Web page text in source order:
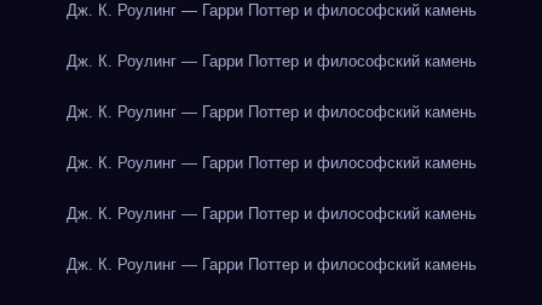
Дж. К. Роулинг — Гарри Поттер и философский камень
Дж. К. Роулинг — Гарри Поттер и философский камень
Дж. К. Роулинг — Гарри Поттер и философский камень
Дж. К. Роулинг — Гарри Поттер и философский камень
Дж. К. Роулинг — Гарри Поттер и философский камень
Дж. К. Роулинг — Гарри Поттер и философский камень